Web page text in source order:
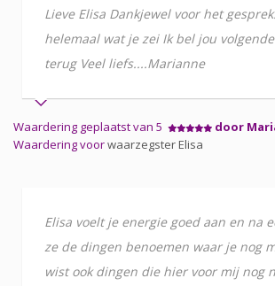
Lieve Elisa Dankjewel voor het
helemaal wat je zei Ik bel jou
terug Veel liefs....Marianne
Waardering geplaatst van 5
door
Waardering voorwaarzegster Elisa
Elisa voelt je energie goed aan en na
ze de dingen benoemen waar je nog
wist ook dingen die hier voor mij nog